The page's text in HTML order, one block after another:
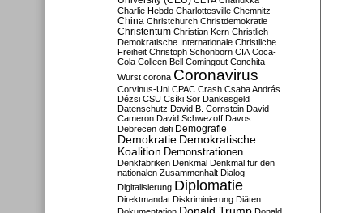
Charlie Hebdo Charlottesville Chemnitz
China Christchurch Christdemokratie
Christentum Christian Kern Christlich-
Demokratische Internationale Christliche
Freiheit Christoph Schönborn CIA Coca-
Cola Colleen Bell Comingout Conchita
Wurst corona Coronavirus
Corvinus-Uni CPAC Crash Csaba András
Dézsi CSU Csíki Sör Dankesgeld
Datenschutz David B. Cornstein David
Cameron David Schwezoff Davos
Debrecen defi Demografie
Demokratie Demokratische
Koalition Demonstrationen
Denkfabriken Denkmal Denkmal für den
nationalen Zusammenhalt Dialog
Digitalisierung Diplomatie
Direktmandat Diskriminierung Diäten